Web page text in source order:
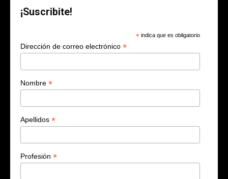
¡Suscribite!
* indica que es obligatorio
Dirección de correo electrónico *
Nombre *
Apellidos *
Profesión *